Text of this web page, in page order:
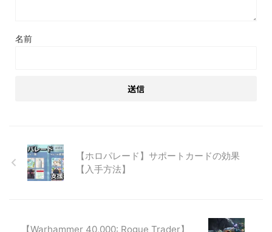
名前
【ホロパレード】サポートカードの効果
【入手方法】
【Warhammer 40,000: Rogue Trader】